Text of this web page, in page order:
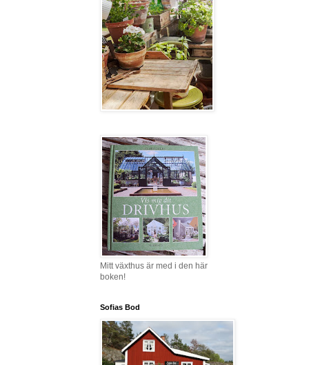
Mitt växthus är med i den här
boken!
Sofias Bod